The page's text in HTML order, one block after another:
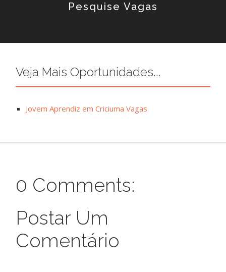
Pesquise Vagas
Veja Mais Oportunidades...
Jovem Aprendiz em Criciuma Vagas
0 Comments:
Postar Um
Comentário